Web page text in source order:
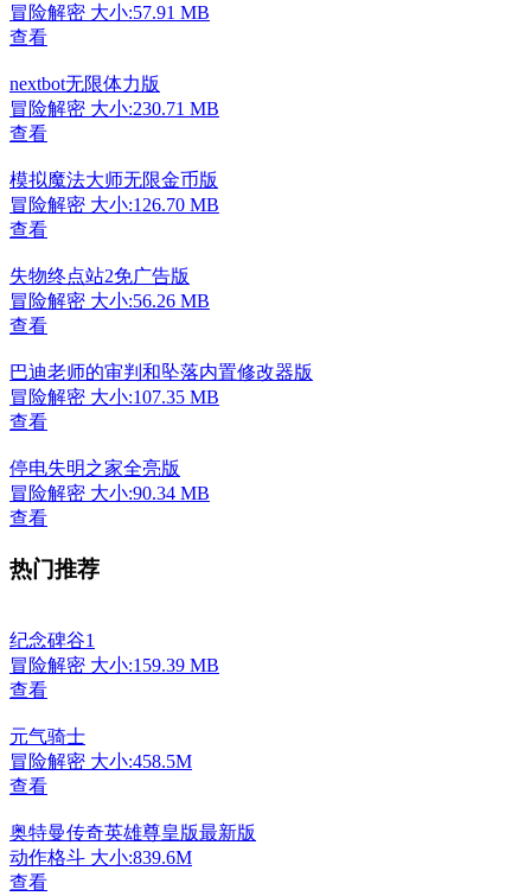
冒险解密 大小:57.91 MB
查看
nextbot无限体力版
冒险解密 大小:230.71 MB
查看
模拟魔法大师无限金币版
冒险解密 大小:126.70 MB
查看
失物终点站2免广告版
冒险解密 大小:56.26 MB
查看
巴迪老师的审判和坠落内置修改器版
冒险解密 大小:107.35 MB
查看
停电失明之家全亮版
冒险解密 大小:90.34 MB
查看
热门推荐
纪念碑谷1
冒险解密 大小:159.39 MB
查看
元气骑士
冒险解密 大小:458.5M
查看
奥特曼传奇英雄尊皇版最新版
动作格斗 大小:839.6M
查看